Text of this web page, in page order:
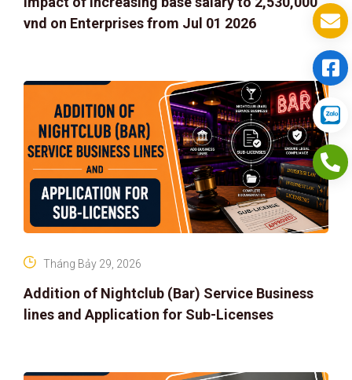
vnd on Enterprises from Jul 01 2026
Addition of Nightclub (Bar) Service Business
lines and Application for Sub-Licenses
Tháng Bảy 29, 2026